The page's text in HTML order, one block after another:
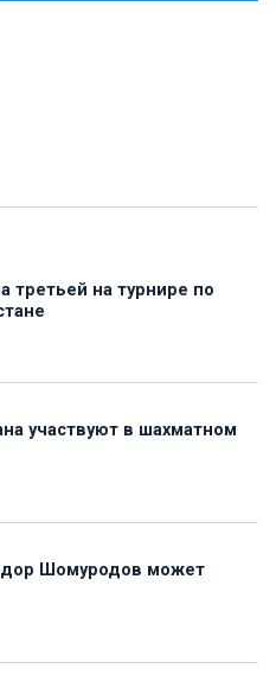
третьей на турнире по
участвуют в шахматном
Шомуродов может